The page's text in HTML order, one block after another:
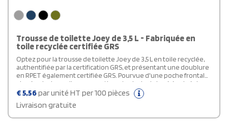
Trousse de toilette Joey de 3,5 L - Fabriquée en
toile recyclée certifiée GRS
Optez pour la trousse de toilette Joey de 3,5 L en toile recyclée,
authentifiée par la certification GRS, et présentant une doublure
en RPET également certifiée GRS. Pourvue d'une poche frontale
zippée ainsi que d'un compartiment principal zippé équipé de
poches de rangement pratiques, cette trousse de toilette
personnalisable dispose d'une sangle confortable. La plaque
métallique décorative, au fini subtilement mat, mettra en valeur
votre logo avec élégance. Sa capacité est de 3,5 litres.
€5,56par unité HT per 100 pièces
Livraison gratuite